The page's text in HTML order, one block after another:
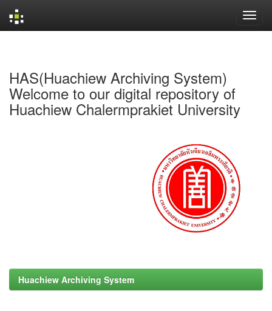
HAS(Huachiew Archiving System)
Welcome to our digital repository of
Huachiew Chalermprakiet University
Huachiew Archiving System